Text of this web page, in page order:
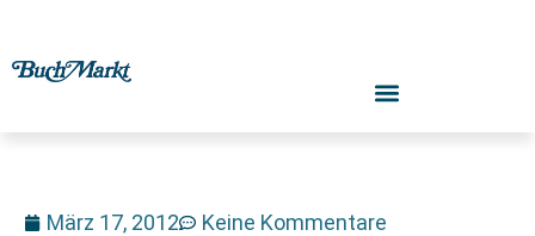
März 17, 2012 Keine Kommentare